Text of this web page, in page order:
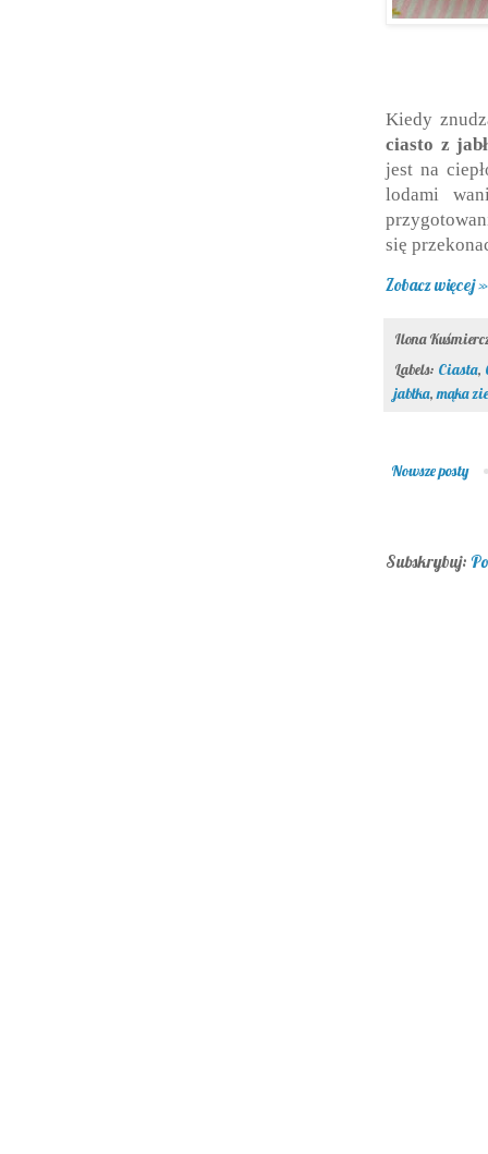
Kiedy
ciasto z
jest na
lodami
się
Zobacz więcej »
Ilona
Labels: Ciasta,
jabłka,mąka
Nowsze posty
Subskrybuj: